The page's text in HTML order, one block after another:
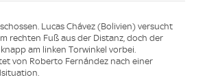
Lucas Chávez (Bolivien) versucht
rechten Fuß aus der Distanz, doch der
am linken Torwinkel vorbei.
von Roberto Fernández nach einer